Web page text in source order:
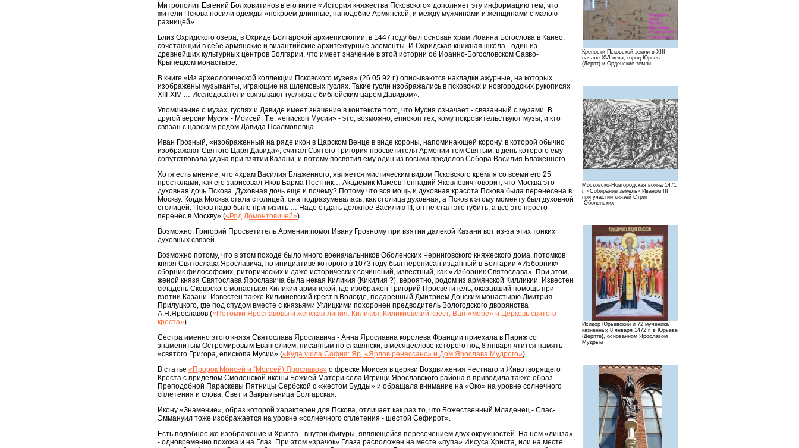
Крепости Псковской земли в XIII -
начале XVI века, город Юрьев
(Дерпт) и Орденские земли
Московско-Новгородская война 1471
г. «Собирание земель» Иваном III
при участии князей Стриг
-Оболенских
Исидор Юрьевский и 72 мученика
казненных 8 января 1472 г. в Юрьеве
(Дерпте), основанном Ярославом
Мудрым
Митрополит Евгений Болховитинов в его книге «История княжества Псковского» дополняет эту информацию тем, что
жители Пскова носили одежды «покроем длинные, наподобие Армянской, и между мужчинами и женщинами с малою
разницей».
Близ Охридского озера, в Охриде Болгарской архиепископии, в 1447 году был основан храм Иоанна Богослова в Канео,
сочетающий в себе армянские и византийские архитектурные элементы. И Охридская книжная школа - один из
древнейших культурных центров Болгарии, что имеет значение в этой истории об Иоанно-Богословском Савво-
Крыпецком монастыре.
В книге «Из археологической коллекции Псковского музея» (26.05.92 г.) описываются накладки ажурные, на которых
изображены музыканты, играющие на шлемовых гуслях. Такие гусли изображались в псковских и новгородских рукописях
XIII-XIV … Исследователи связывают гусляра с библейским царем Давидом».
Упоминание о музах, гуслях и Давиде имеет значение в контексте того, что Мусия означает - связанный с музами. В
другой версии Мусия - Моисей. Т.е. «епископ Мусии» - это, возможно, епископ тех, кому покровительствуют музы, и кто
связан с царским родом Давида Псалмопевца.
Иван Грозный, «изображенный на ряде икон в Царском Венце в виде короны, напоминающей корону, в которой обычно
изображают Святого Царя Давида», считал Святого Григория просветителя Армении тем Святым, в день которого ему
сопутствовала удача при взятии Казани, и потому посвятил ему один из восьми пределов Собора Василия Блаженного.
Хотя есть мнение, что «храм Василия Блаженного, является мистическим видом Псковского кремля со всеми его 25
престолами, как его зарисовал Яков Барма Постник… Академик Макеев Геннадий Яковлевич говорит, что Москва это
духовная дочь Пскова. Духовная дочь еще и почему? Потому что вся мощь и духовная красота Пскова была перенесена в
Москву. Когда Москва стала столицей, она подразумевалась, как столица духовная, а Псков к этому моменту был духовной
столицей. Псков надо было принизить … Надо отдать должное Василию III, он не стал это губить, а всё это просто
перенёс в Москву» («Род Домонтовичей»)
Возможно, Григорий Просветитель Армении помог Ивану Грозному при взятии далекой Казани вот из-за этих тонких
духовных связей.
Возможно потому, что в этом походе было много военачальников Оболенских Черниговского княжеского дома, потомков
князя Святослава Ярославича, по инициативе которого в 1073 году был переписан изданный в Болгарии «Изборник» -
сборник философских, риторических и даже исторических сочинений, известный, как «Изборник Святослава». При этом,
женой князя Святослава Ярославича была некая Киликия (Кикилия ?), вероятно, родом из армянской Килликии. Известен
складень Скеврского монастыря Киликии армянской, где изображен Григорий Просветитель, оказавший помощь при
взятии Казани. Известен также Киликиевский крест в Вологде, подаренный Дмитрием Донским монастырю Дмитрия
Прилуцкого, где под спудом вместе с князьями Углицкими похоронен предводитель Вологодского дворянства
А.Н.Ярославов («Потомки Ярославовы и женская линия: Киликия, Киликиевский крест, Ван-«море» и Церковь святого
креста»).
Сестра именно этого князя Святослава Ярославича - Анна Ярославна королева Франции приехала в Париж со
знаменитым Остромировым Евангелием, писанным по славянски, в месяцеслове которого под 8 января чтится память
«святого Григора, епископа Мусии» («Куда ушла София: Яр, «Ярлов ренессанс» и Дом Ярослава Мудрого»).
В статье «Пророк Моисей и (Моисей) Ярославов» о фреске Моисея в церкви Воздвижения Честнаго и Животворящего
Креста с приделом Смоленской иконы Божией Матери села Игрищи Ярославского района я приводила также образ
Преподобной Параскевы Пятницы Сербской с «жестом Будды» и обращала внимание на «Око» на уровне солнечного
сплетения и слова: Свет и Закрыльница Болгарская.
Икону «Знамение», образ которой характерен для Пскова, отличает как раз то, что Божественный Младенец - Спас-
Эммануил тоже изображается на уровне «солнечного сплетения - шестой Сефирот».
Есть подобное же изображение и Христа - внутри фигуры, являющейся пересечением двух окружностей. На нем «линза»
- одновременно похожа и на Глаз. При этом «зрачок» Глаза расположен на месте «пупа» Иисуса Христа, или на месте